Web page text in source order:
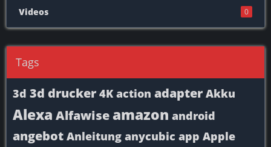
Videos 0
Tags
3d 3d drucker 4K action adapter Akku
Alexa Alfawiseamazon android
angebot Anleitung anycubic app Apple